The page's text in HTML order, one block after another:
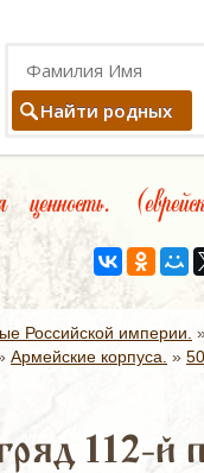
Найти родных
Российской империи.
Армейские корпуса. »
112-й